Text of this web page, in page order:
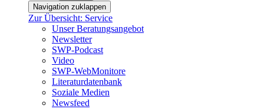
Navigation zuklappen
Zur Übersicht: Service
Unser Beratungsangebot
Newsletter
SWP-Podcast
Video
SWP-WebMonitore
Literaturdatenbank
Soziale Medien
Newsfeed